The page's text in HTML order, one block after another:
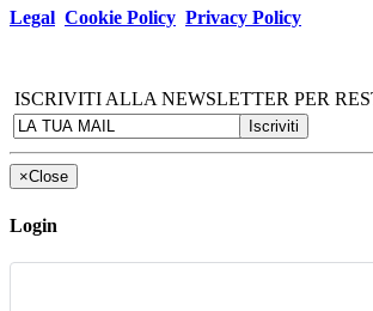
Legal Cookie Policy Privacy Policy
ISCRIVITI ALLA NEWSLETTER PER
×Close
Login